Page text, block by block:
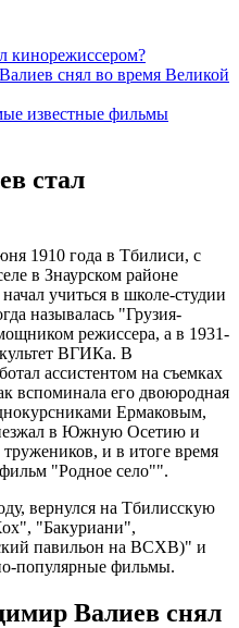
кинорежиссером?
снял во время Великой
известные фильмы
стал
1910 года в Тбилиси, с
в Знаурском районе
учиться в школе-студии
называлась "Грузия-
режиссера, а в 1931-
ВГИКа. В
ассистентом на съемках
вспоминала его двоюродная
Ермаковым,
в Южную Осетию и
и в итоге время
"Родное село"".
вернулся на Тбилисскую
"Бакуриани",
павильон на ВСХВ)" и
популярные фильмы.
Валиев снял